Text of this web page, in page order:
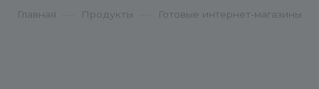
Главная Продукты Готовые интернет-магазины